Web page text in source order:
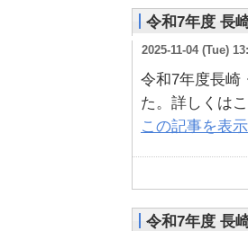
令和7年度 長
2025-11-04 (Tue)
令和7年度長崎
た。詳しくは
この記事を表示
令和7年度 長